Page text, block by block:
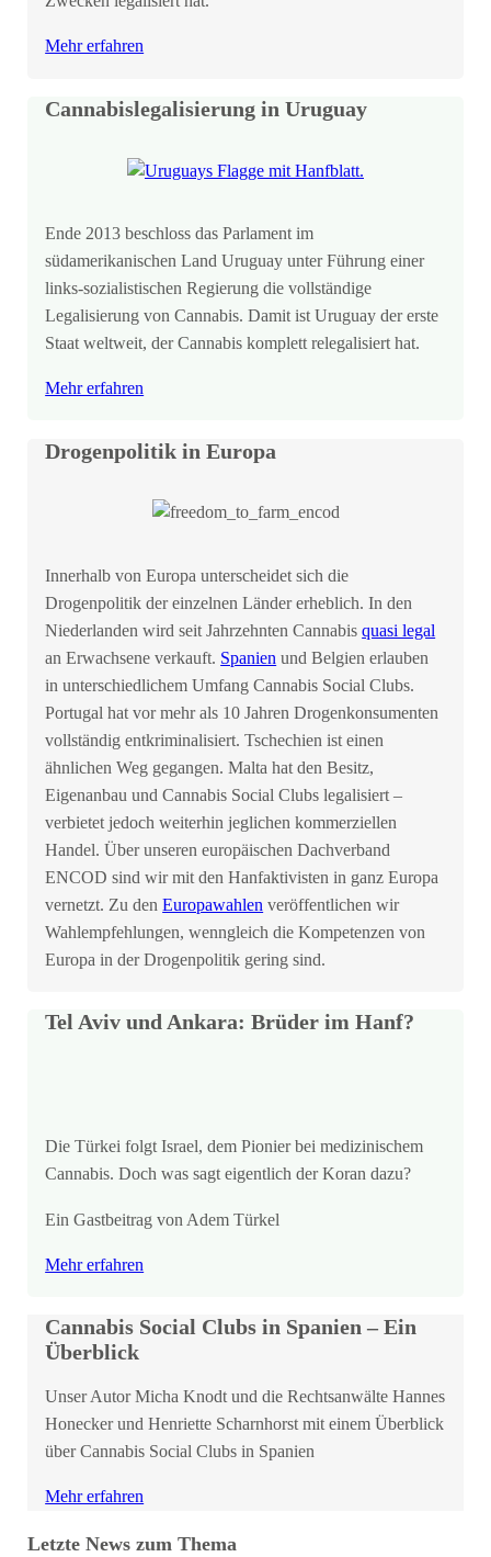
Mehr erfahren
Cannabislegalisierung in Uruguay
Ende 2013 beschloss das Parlament im
südamerikanischen Land Uruguay unter Führung einer
links-sozialistischen Regierung die vollständige
Legalisierung von Cannabis. Damit ist Uruguay der erste
Staat weltweit, der Cannabis komplett relegalisiert hat.
Mehr erfahren
Drogenpolitik in Europa
Innerhalb von Europa unterscheidet sich die
Drogenpolitik der einzelnen Länder erheblich. In den
Niederlanden wird seit Jahrzehnten Cannabisquasi legal
an Erwachsene verkauft. Spanien und Belgien erlauben
in unterschiedlichem Umfang Cannabis Social Clubs.
Portugal hat vor mehr als 10 Jahren Drogenkonsumenten
vollständig entkriminalisiert. Tschechien ist einen
ähnlichen Weg gegangen. Malta hat den Besitz,
Eigenanbau und Cannabis Social Clubs legalisiert –
verbietet jedoch weiterhin jeglichen kommerziellen
Handel. Über unseren europäischen Dachverband
ENCOD sind wir mit den Hanfaktivisten in ganz Europa
vernetzt. Zu denEuropawahlen veröffentlichen wir
Wahlempfehlungen, wenngleich die Kompetenzen von
Europa in der Drogenpolitik gering sind.
Tel Aviv und Ankara: Brüder im Hanf?
Die Türkei folgt Israel, dem Pionier bei medizinischem
Cannabis. Doch was sagt eigentlich der Koran dazu?
Ein Gastbeitrag von Adem Türkel
Mehr erfahren
Cannabis Social Clubs in Spanien – Ein
Überblick
Unser Autor Micha Knodt und die Rechtsanwälte Hannes
Honecker und Henriette Scharnhorst mit einem Überblick
über Cannabis Social Clubs in Spanien
Mehr erfahren
Letzte News zum Thema